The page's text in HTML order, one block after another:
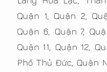
Quận 1, Quận 2,
Quận 6, Quận 7,
Quận 11, Quận 12,
Phố Thủ Đức, Quận